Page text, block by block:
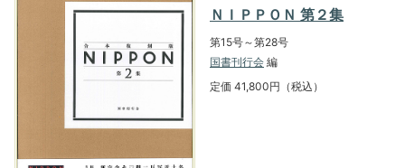
ＮＩＰＰＯＮ 第２集
第15号～第28号
国書刊行会 編
定価 41,800円（税込）